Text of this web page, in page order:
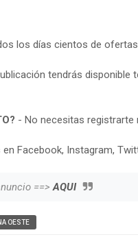
los días cientos de
tendrás disponible
- No necesitas registrarte
Facebook, Instagram,
==>AQUI
OESTE